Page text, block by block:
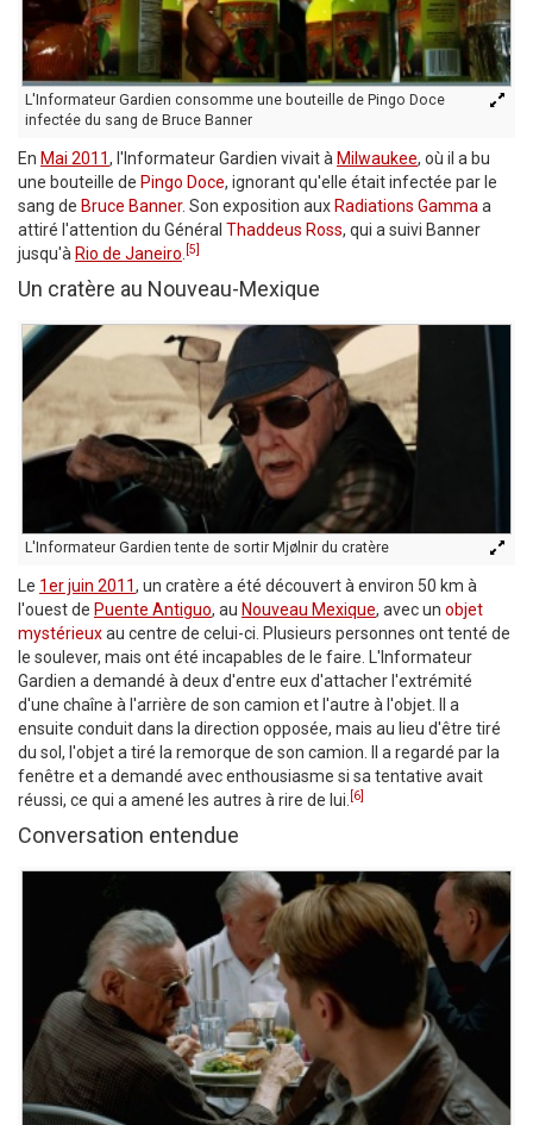
L'Informateur Gardien consomme une bouteille de Pingo Doce
infectée du sang de Bruce Banner
En Mai 2011, l'Informateur Gardien vivait à Milwaukee, où il a bu
une bouteille de Pingo Doce, ignorant qu'elle était infectée par le
sang de Bruce Banner. Son exposition aux Radiations Gammaa
attiré l'attention du Général Thaddeus Ross, qui a suivi Banner
jusqu'à Rio de Janeiro. [5]
Un cratère au Nouveau-Mexique
L'Informateur Gardien tente de sortir Mjølnir du cratère
Le 1er juin 2011, un cratère a été découvert à environ 50 km à
l'ouest de Puente Antiguo, au Nouveau Mexique, avec un objet
mystérieuxau centre de celui-ci. Plusieurs personnes ont tenté de
le soulever, mais ont été incapables de le faire. L'Informateur
Gardien a demandé à deux d'entre eux d'attacher l'extrémité
d'une chaîne à l'arrière de son camion et l'autre à l'objet. Il a
ensuite conduit dans la direction opposée, mais au lieu d'être tiré
du sol, l'objet a tiré la remorque de son camion. Il a regardé par la
fenêtre et a demandé avec enthousiasme si sa tentative avait
réussi, ce qui a amené les autres à rire de lui. [6]
Conversation entendue